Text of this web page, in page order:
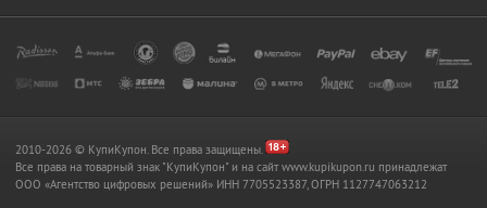
2010-2026 © КупиКупон. Все права защищены.
Все права на товарный знак "КупиКупон" и на сайт www.kupikupon.ru принадлежат
OOO «Агентство цифровых решений» ИНН 7705523387, ОГРН 1127747063212